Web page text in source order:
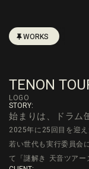
TENON
LOGO
STORY:
始まりは、ドラム
2025年に25回目を迎
若い世代も実行委員会
て「謎解き 天音ツアー
WORKS